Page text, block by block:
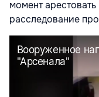
момент
расследование